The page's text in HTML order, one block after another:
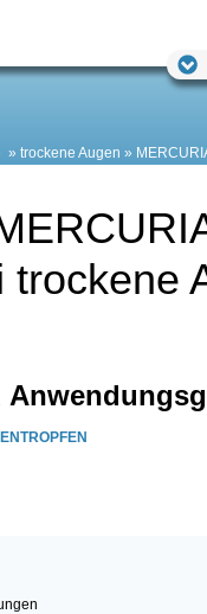
trockene Augen